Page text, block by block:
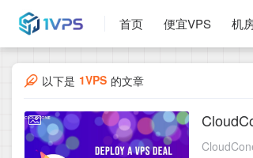
首页 便宜VPS 机
以下是 1VPS 的文章
2026-07-